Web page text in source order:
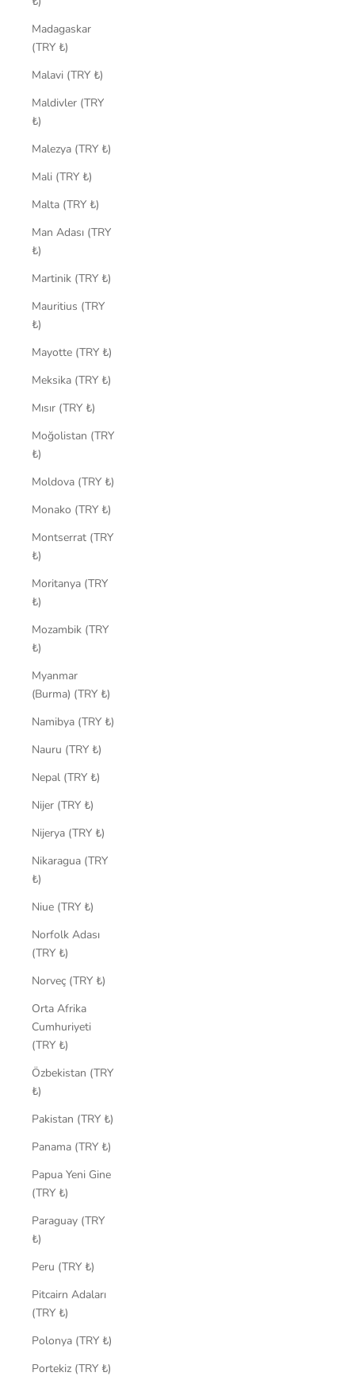
Madagaskar
(TRY ₺)
Malavi (TRY ₺)
Maldivler (TRY
₺)
Malezya (TRY ₺)
Mali (TRY ₺)
Malta (TRY ₺)
Man Adası (TRY
₺)
Martinik (TRY ₺)
Mauritius (TRY
₺)
Mayotte (TRY ₺)
Meksika (TRY ₺)
Mısır (TRY ₺)
Moğolistan (TRY
₺)
Moldova (TRY ₺)
Monako (TRY ₺)
Montserrat (TRY
₺)
Moritanya (TRY
₺)
Mozambik (TRY
₺)
Myanmar
(Burma) (TRY ₺)
Namibya (TRY ₺)
Nauru (TRY ₺)
Nepal (TRY ₺)
Nijer (TRY ₺)
Nijerya (TRY ₺)
Nikaragua (TRY
₺)
Niue (TRY ₺)
Norfolk Adası
(TRY ₺)
Norveç (TRY ₺)
Orta Afrika
Cumhuriyeti
(TRY ₺)
Özbekistan (TRY
₺)
Pakistan (TRY ₺)
Panama (TRY ₺)
Papua Yeni Gine
(TRY ₺)
Paraguay (TRY
₺)
Peru (TRY ₺)
Pitcairn Adaları
(TRY ₺)
Polonya (TRY ₺)
Portekiz (TRY ₺)